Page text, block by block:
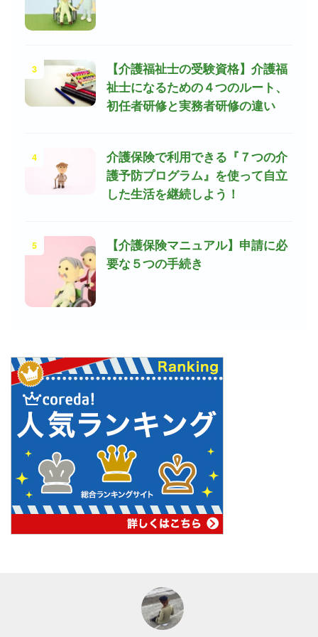
3
【介護福祉士の受験資格】介護福
祉士になるための４つのルート、
初任者研修と実務者研修の違い
4
介護保険で利用できる『７つの介
護予防プログラム』を使って自立
した生活を継続しよう！
5
【介護保険マニュアル】申請に必
要な５つの手続き